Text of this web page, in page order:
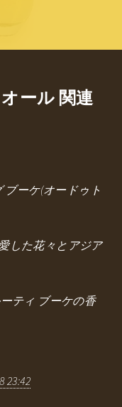
ール 関連
ブーケ(オードゥト
した花々とアジア
ティ ブーケの香
23:42